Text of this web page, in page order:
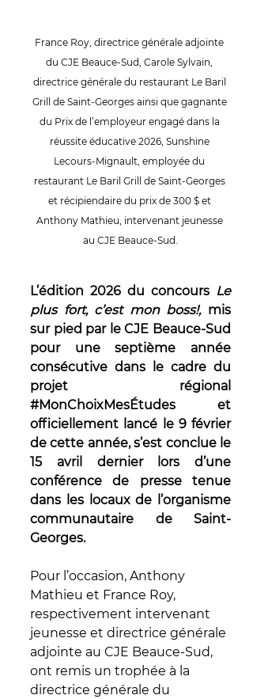
France Roy, directrice générale adjointe
du CJE Beauce-Sud, Carole Sylvain,
directrice générale du restaurant Le Baril
Grill de Saint-Georges ainsi que gagnante
du Prix de l’employeur engagé dans la
réussite éducative 2026, Sunshine
Lecours-Mignault, employée du
restaurant Le Baril Grill de Saint-Georges
et récipiendaire du prix de 300 $ et
Anthony Mathieu, intervenant jeunesse
au CJE Beauce-Sud.
L’édition 2026 du concours Le
plus fort, c’est mon boss!, mis
pour une septième année
consécutive dans le cadre du
#MonChoixMesÉtudes
et
officiellement lancé le 9 février
de cette année, s’est conclue le
15 avril dernier lors d’une
conférence de presse tenue
dans les locaux de l’organisme
communautaire de Saint-
Georges.
Pour l’occasion, Anthony
Mathieu et France Roy,
respectivement intervenant
jeunesse et directrice générale
adjointe au CJE Beauce-Sud,
ont remis un trophée à la
directrice générale du